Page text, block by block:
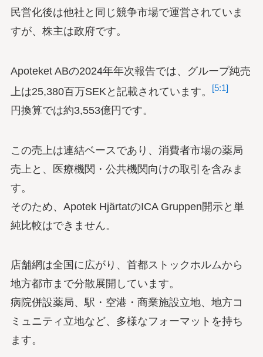
民営化後は他社と同じ競争市場で運営されていま
すが、株主は政府です。
Apoteket ABの2024年年次報告では、グループ純売
上は25,380百万SEKと記載されています。
[5:1]
円換算では約3,553億円です。
この売上は連結ベースであり、消費者市場の薬局
売上と、医療機関・公共機関向けの取引を含みま
す。
そのため、Apotek HjärtatのICA Gruppen開示と単
純比較はできません。
店舗網は全国に広がり、首都ストックホルムから
地方都市まで分散展開しています。
病院併設薬局、駅・空港・商業施設立地、地方コ
ミュニティ立地など、多様なフォーマットを持ち
ます。